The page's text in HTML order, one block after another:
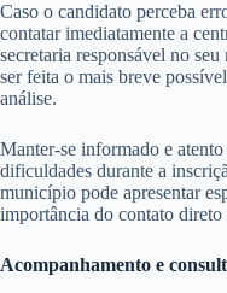
Caso o candidato perceba
contatar imediatamente a
secretaria responsável no
ser feita o mais breve
análise.
Manter-se informado e
dificuldades durante a
município pode apresentar
importância do contato
Acompanhamento e